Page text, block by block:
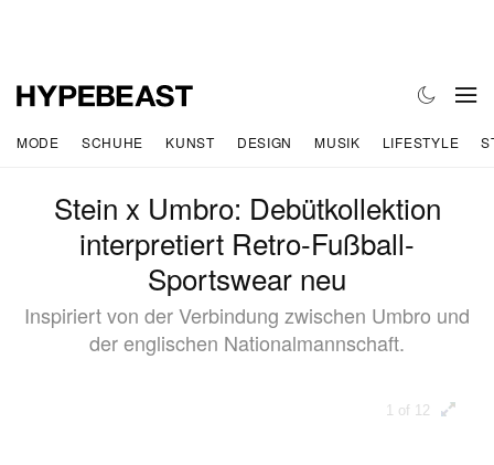
MODE SCHUHE KUNST DESIGN MUSIK LIFESTYLE
Stein x Umbro: Debütkollektion
interpretiert Retro-Fußball-
Sportswear neu
Inspiriert von der Verbindung zwischen Umbro und
der englischen Nationalmannschaft.
1 of 12